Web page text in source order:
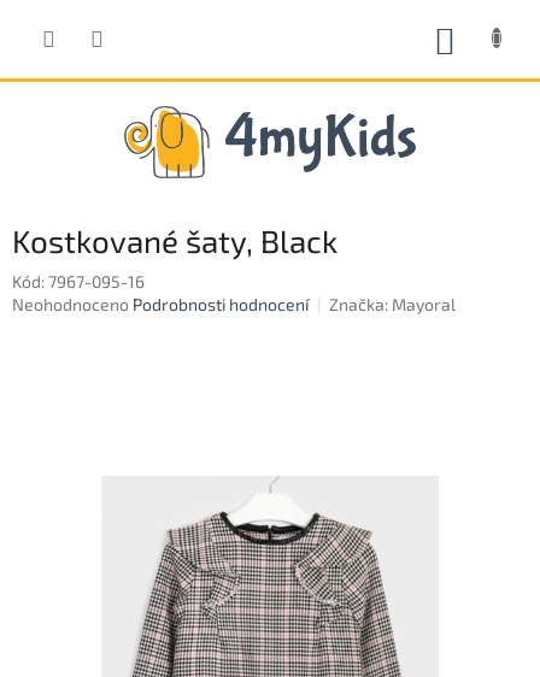
Kostkované šaty, Black
Kód:7967-095-16
Průměrné
Neohodnoceno Podrobnosti hodnocení Značka: Mayoral